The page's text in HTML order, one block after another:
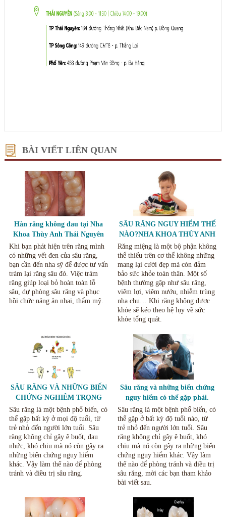
BÀI VIẾT LIÊN QUAN
Hàn răng không đau tại Nha
Khoa Thùy Anh Thái Nguyên
Khi bạn phát hiện trên răng mình
có những vết đen của sâu răng,
bạn cần đến nha sỹ để được tư vấn
trám lại răng sâu đó. Việc trám
răng giúp loại bỏ hoàn toàn lỗ
sâu, dự phòng sâu răng và phục
hồi chức năng ăn nhai, thẩm mỹ.
SÂU RĂNG NGUY HIỂM THẾ
NÀO?NHA KHOA THÙY ANH
THÁI NGUYÊN
Răng miệng là một bộ phận không
thể thiếu trên cơ thể không những
mang lại cười đẹp mà còn đảm
bảo sức khỏe toàn thân. Một số
bệnh thường gặp như sâu răng,
viêm lợi, viêm nướu, nhiễm trùng
nha chu… Khi răng không được
khỏe sẽ kéo theo hệ lụy về sức
khỏe tổng quát.
SÂU RĂNG VÀ NHỮNG BIẾN
CHỨNG NGHIÊM TRỌNG
CỦA NÓ
Sâu răng là một bệnh phổ biến, có
thể gặp bất kỳ ở mọi độ tuổi, từ
trẻ nhỏ đến người lớn tuổi. Sâu
răng không chỉ gây ê buốt, đau
nhức, khó chịu mà nó còn gây ra
những biến chứng nguy hiểm
khác. Vậy làm thế nào để phòng
tránh và điều trị sâu răng.
Sâu răng và những biến chứng
nguy hiểm có thể gặp phải.
Sâu răng là một bệnh phổ biến, có
thể gặp ở bất kỳ độ tuổi nào, từ
trẻ nhỏ đến người lớn tuổi. Sâu
răng không chỉ gây ê buốt, khó
chịu mà nó còn gây ra những biến
chứng nguy hiểm khác. Vậy làm
thế nào để phòng tránh và điều trị
sâu răng, mời các bạn tham khảo
bài viết sau.